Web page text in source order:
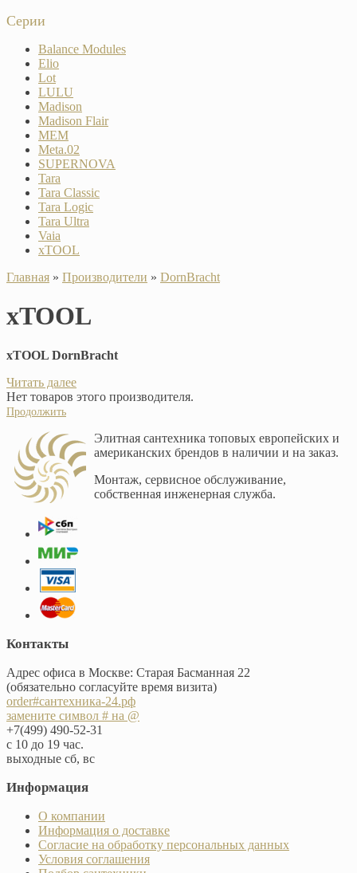
Серии
Balance Modules
Elio
Lot
LULU
Madison
Madison Flair
MEM
Meta.02
SUPERNOVA
Tara
Tara Classic
Tara Logic
Tara Ultra
Vaia
xTOOL
Главная » Производители » DornBracht
xTOOL
xTOOL DornBracht
Читать далее
Нет товаров этого производителя.
Продолжить
Элитная сантехника топовых европейских и
американских брендов в наличии и на заказ.
Монтаж, сервисное обслуживание,
собственная инженерная служба.
Контакты
Адрес офиса в Москве: Старая Басманная 22
(обязательно согласуйте время визита)
order#сантехника-24.рф
замените символ # на @
+7(499) 490-52-31
с 10 до 19 час.
выходные сб, вс
Информация
О компании
Информация о доставке
Согласие на обработку персональных данных
Условия соглашения